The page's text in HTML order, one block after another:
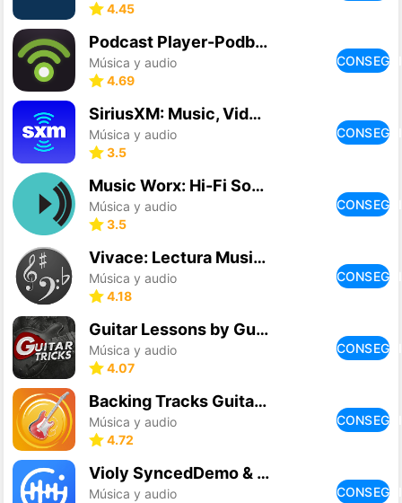
4.45
Podcast Player-Podbean
Música y audio
4.69
SiriusXM: Music, Video, Comedy
Música y audio
3.5
Music Worx: Hi-Fi Sound
Música y audio
3.5
Vivace: Lectura Musical
Música y audio
4.18
Guitar Lessons by GuitarTricks
Música y audio
4.07
Backing Tracks Guitar Jam Play
Música y audio
4.72
Violy SyncedDemo & MusicSheet
Música y audio